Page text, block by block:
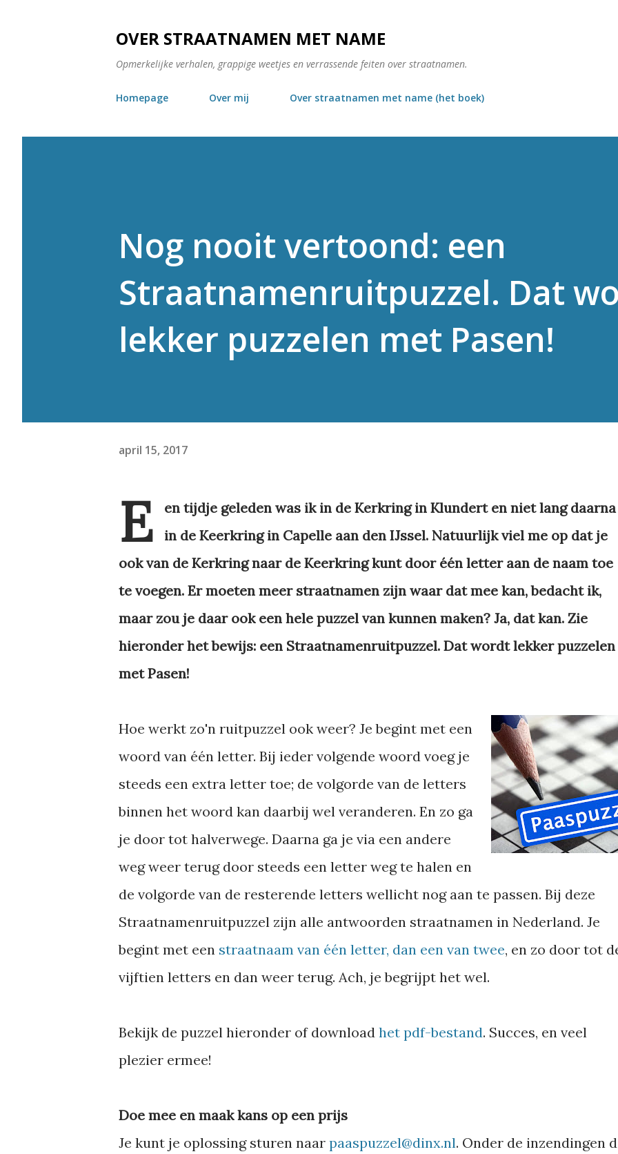
OVER STRAATNAMEN MET NAME
Opmerkelijke verhalen, grappige weetjes en verrassende feiten over straatnamen.
Homepage Over mij Over straatnamen met name (het boek)
Nog nooit vertoond: een
Straatnamenruitpuzzel. Dat
lekker puzzelen met Pasen!
april 15, 2017
E
en tijdje geleden was ik in de Kerkring in Klundert en niet lang daarna
in de Keerkring in Capelle aan den IJssel. Natuurlijk viel me op dat je
ook van de Kerkring naar de Keerkring kunt door één letter aan de naam toe
te voegen. Er moeten meer straatnamen zijn waar dat mee kan, bedacht ik,
maar zou je daar ook een hele puzzel van kunnen maken? Ja, dat kan. Zie
hieronder het bewijs: een Straatnamenruitpuzzel. Dat wordt lekker puzzelen
met Pasen!
Hoe werkt zo'n ruitpuzzel ook weer? Je begint met een
woord van één letter. Bij ieder volgende woord voeg je
steeds een extra letter toe; de volgorde van de letters
binnen het woord kan daarbij wel veranderen. En zo ga
je door tot halverwege. Daarna ga je via een andere
weg weer terug door steeds een letter weg te halen en
de volgorde van de resterende letters wellicht nog aan te passen. Bij deze
Straatnamenruitpuzzel zijn alle antwoorden straatnamen in Nederland. Je
begint met een straatnaam van één letter, dan een van twee, en zo door tot
vijftien letters en dan weer terug. Ach, je begrijpt het wel.
Bekijk de puzzel hieronder of download het pdf-bestand. Succes, en veel
plezier ermee!
Doe mee en maak kans op een prijs
Je kunt je oplossing sturen naar paaspuzzel@dinx.nl. Onder de inzendingen